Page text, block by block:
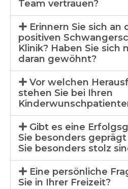
Team vertrauen?
Erinnern Sie sich an
positiven
Klinik? Haben Sie sich
daran gewöhnt?
Vor welchen
stehen Sie bei Ihren
Gibt es eine
Sie besonders
Sie besonders stolz
Eine persönliche
Sie in Ihrer Freizeit?